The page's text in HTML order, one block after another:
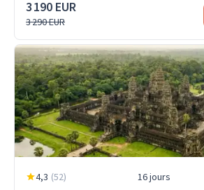
3 190 EUR
3 290 EUR
4,3 (52) 16 jours